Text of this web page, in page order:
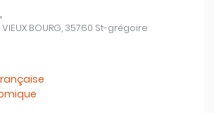
VIEUX BOURG, 35760 St-grégoire